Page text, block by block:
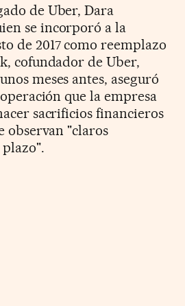
de Uber, Dara
se incorporó a la
de 2017 como reemplazo
cofundador de Uber,
meses antes, aseguró
que la empresa
sacrificios financieros
observan "claros